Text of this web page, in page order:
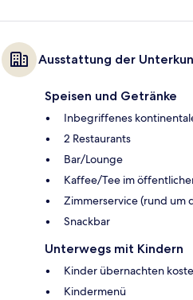
Ausstattung der
Speisen und Getränke
Inbegriffenes
2 Restaurants
Bar/Lounge
Kaffee/Tee im
Zimmerservice (rund um
Snackbar
Unterwegs mit Kindern
Kinder übernachten
Kindermenü